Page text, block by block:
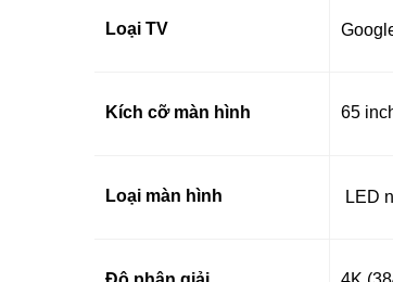
Loại TV
Kích cỡ màn hình 65
Loại màn hình LED